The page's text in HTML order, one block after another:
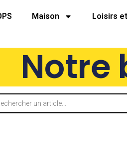
Maison Loisirs
Notre